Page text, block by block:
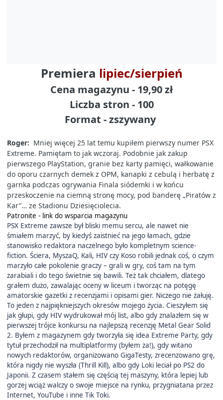
Premiera lipiec/sierpień
Cena magazynu - 19,90 zł
Liczba stron - 100
Format - zszywany
Roger: Mniej więcej 25 lat temu kupiłem pierwszy numer PSX
Extreme. Pamiętam to jak wczoraj. Podobnie jak zakup
pierwszego PlayStation, granie bez karty pamięci, wałkowanie
do oporu czarnych demek z OPM, kanapki z cebulą i herbatę z
garnka podczas ogrywania Finala siódemki i w końcu
przeskoczenie na ciemną stronę mocy, pod banderę „Piratów z
Kar”… ze Stadionu Dziesięciolecia.
Patronite - link do wsparcia magazynu
PSX Extreme zawsze był bliski memu sercu, ale nawet nie
śmiałem marzyć, by kiedyś zaistnieć na jego łamach, gdzie
stanowisko redaktora naczelnego było kompletnym science-
fiction. Ściera, MyszaQ, Kali, HIV czy Koso robili jednak coś, o czym
marzyło całe pokolenie graczy – grali w gry, coś tam na tym
zarabiali i do tego świetnie się bawili. Też tak chciałem, dlatego
grałem dużo, zawalając oceny w liceum i tworząc na potęgę
amatorskie gazetki z recenzjami i opisami gier. Niczego nie żałuję.
To jeden z najpiękniejszych okresów mojego życia. Cieszyłem się
jak głupi, gdy HIV wydrukował mój list, albo gdy znalazłem się w
pierwszej trójce konkursu na najlepszą recenzję Metal Gear Solid
2. Byłem z magazynem gdy tworzyła się idea Extreme Party, gdy
tytuł przechodził na multiplatformy (byłem za!), gdy witano
nowych redaktorów, organizowano GigaTesty, zrecenzowano grę,
która nigdy nie wyszła (Thrill Kill), albo gdy Loki leciał po PS2 do
Japonii. Z czasem stałem się częścią tej maszyny, która lepiej lub
gorzej wciąż walczy o swoje miejsce na rynku, przygniatana przez
Internet, YouTube i inne Tik Toki.